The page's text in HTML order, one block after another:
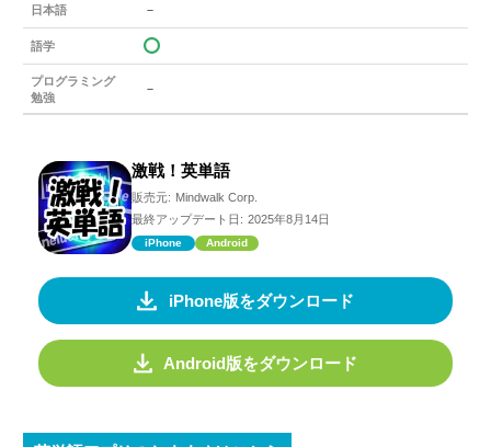
日本語 －
語学
プログラミング
勉強
－
激戦！英単語
販売元: Mindwalk Corp.
最終アップデート日: 2025年8月14日
iPhone Android
iPhone版をダウンロード
Android版をダウンロード